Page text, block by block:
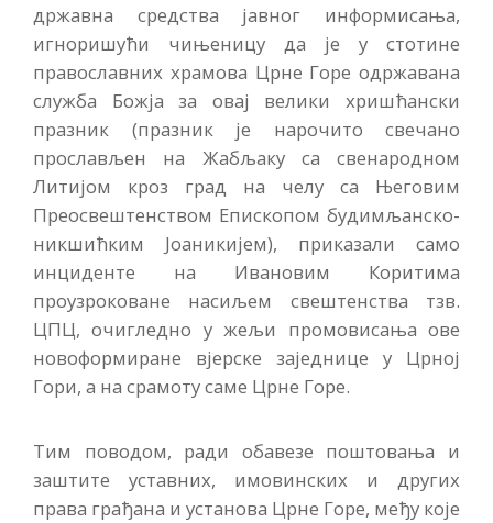
државна средства јавног информисања,
игноришући чињеницу да је у стотине
православних храмова Црне Горе одржавана
служба Божја за овај велики хришћански
празник (празник је нарочито свечано
прослављен на Жабљаку са свенародном
Литијом кроз град на челу са Његовим
Преосвештенством Епископом будимљанско-
никшићким Јоаникијем), приказали само
инциденте на Ивановим Коритима
проузроковане насиљем свештенства тзв.
ЦПЦ, очигледно у жељи промовисања ове
новоформиране вјерске заједнице у Црној
Гори, а на срамоту саме Црне Горе.
Тим поводом, ради обавезе поштовања и
заштите уставних, имовинских и других
права грађана и установа Црне Горе, међу које